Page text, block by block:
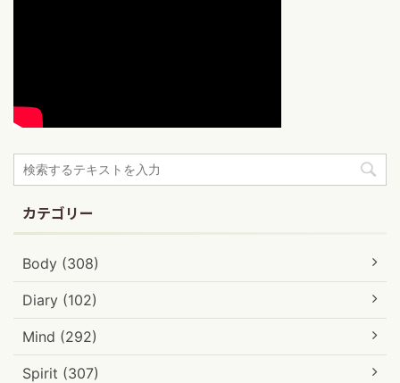
カテゴリー
Body (308)
Diary (102)
Mind (292)
Spirit (307)